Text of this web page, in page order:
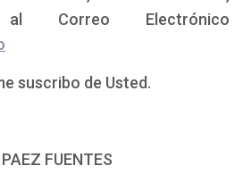
Correo Electrónico
suscribo de Usted.
FUENTES